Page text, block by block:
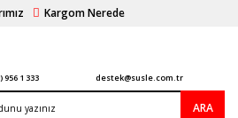
Kargom Nerede
956 1 333 destek@susle.com.tr
ARA